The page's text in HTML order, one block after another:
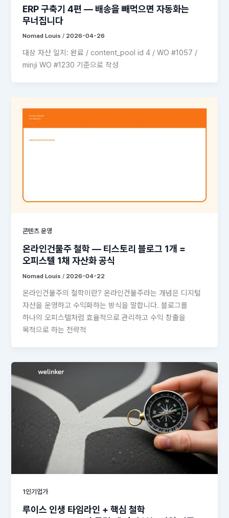
ERP 구축기 4편 — 배송을 빼먹으면 자동화는
무너집니다
Nomad Louis/ 2026-04-26
대상 자산 일치: 완료 / content_pool id 4 / WO #1057 /
minji WO #1230 기준으로 작성
콘텐츠 운영
온라인건물주 철학 — 티스토리 블로그 1개 =
오피스텔 1채 자산화 공식
Nomad Louis/ 2026-04-22
온라인건물주의 철학이란? 온라인건물주라는 개념은 디지털
자산을 운영하고 수익화하는 방식을 말합니다. 블로그를
하나의 오피스텔처럼 효율적으로 관리하고 수익 창출을
목적으로 하는 전략적
1인기업가
루이스 인생 타임라인 + 핵심 철학